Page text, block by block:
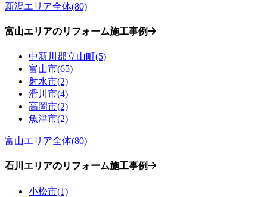
新潟エリア全体(80)
富山エリアのリフォーム施工事例
中新川郡立山町(5)
富山市(65)
射水市(2)
滑川市(4)
高岡市(2)
魚津市(2)
富山エリア全体(80)
石川エリアのリフォーム施工事例
小松市(1)